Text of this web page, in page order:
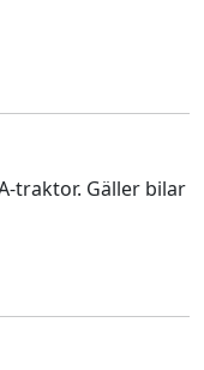
traktor. Gäller bilar